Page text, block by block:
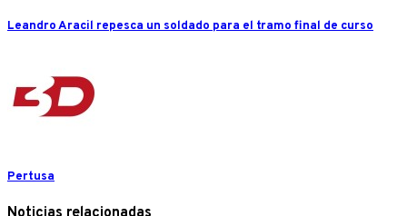
Leandro Aracil repesca un soldado para el tramo final de curso
Pertusa